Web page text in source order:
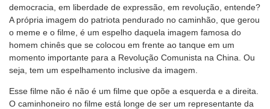
democracia, em liberdade de expressão, em revolução, entende?
A própria imagem do patriota pendurado no caminhão, que gerou
o meme e o filme, é um espelho daquela imagem famosa do
homem chinês que se colocou em frente ao tanque em um
momento importante para a Revolução Comunista na China. Ou
seja, tem um espelhamento inclusive da imagem.
Esse filme não é não é um filme que opõe a esquerda e a direita.
O caminhoneiro no filme está longe de ser um representante da